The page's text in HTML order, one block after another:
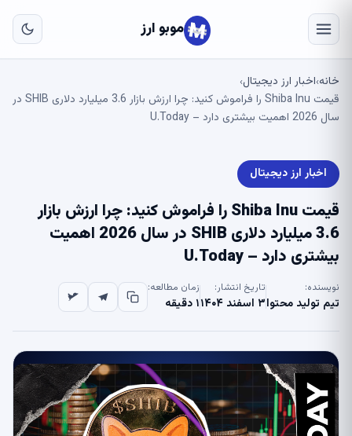
موبو ارز
خانه›اخبار ارز دیجیتال›
قیمت Shiba Inu را فراموش کنید: چرا ارزش بازار 3.6 میلیارد دلاری SHIB در
سال 2026 اهمیت بیشتری دارد – U.Today
اخبار ارز دیجیتال
قیمت Shiba Inu را فراموش کنید: چرا ارزش بازار
3.6 میلیارد دلاری SHIB در سال 2026 اهمیت
بیشتری دارد – U.Today
نویسنده:
تیم تولید محتوا
تاریخ انتشار:
۳ اسفند ۱۴۰۴
زمان مطالعه:
۱ دقیقه